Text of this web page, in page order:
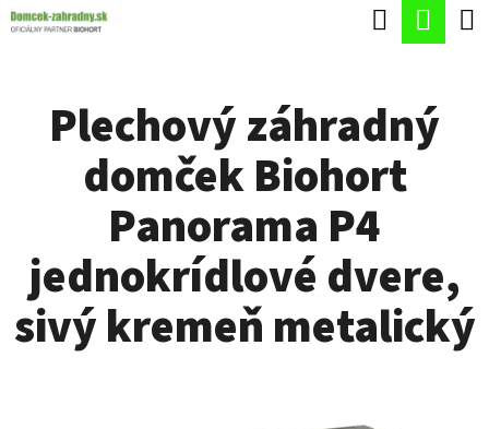
Prejsť
Hľadať
Plechový záhradný
domček Biohort
Panorama P4
jednokrídlové dvere,
sivý kremeň metalický
K
O
T
R
E